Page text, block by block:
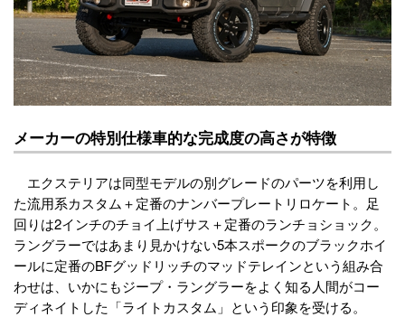
メーカーの特別仕様車的な完成度の高さが特徴
エクステリアは同型モデルの別グレードのパーツを利用し
た流用系カスタム＋定番のナンバープレートリロケート。足
回りは2インチのチョイ上げサス＋定番のランチョショック。
ラングラーではあまり見かけない5本スポークのブラックホイ
ールに定番のBFグッドリッチのマッドテレインという組み合
わせは、いかにもジープ・ラングラーをよく知る人間がコー
ディネイトした「ライトカスタム」という印象を受ける。